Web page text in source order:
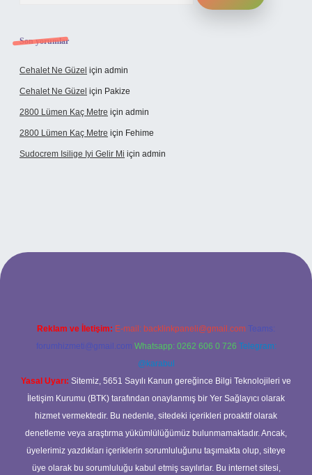
Son yorumlar
Cehalet Ne Güzel için admin
Cehalet Ne Güzel için Pakize
2800 Lümen Kaç Metre için admin
2800 Lümen Kaç Metre için Fehime
Sudocrem Isilige Iyi Gelir Mi için admin
opera bet giriş
Reklam ve İletişim: E-mail: backlinkpaneli@gmail.com Teams:
forumhizmeti@gmail.com Whatsapp: 0262 606 0 726 Telegram:
@karabul
Yasal Uyarı: Sitemiz, 5651 Sayılı Kanun gereğince Bilgi Teknolojileri ve
İletişim Kurumu (BTK) tarafından onaylanmış bir Yer Sağlayıcı olarak
hizmet vermektedir. Bu nedenle, sitedeki içerikleri proaktif olarak
denetleme veya araştırma yükümlülüğümüz bulunmamaktadır. Ancak,
üyelerimiz yazdıkları içeriklerin sorumluluğunu taşımakta olup, siteye
üye olarak bu sorumluluğu kabul etmiş sayılırlar. Bu internet sitesi,